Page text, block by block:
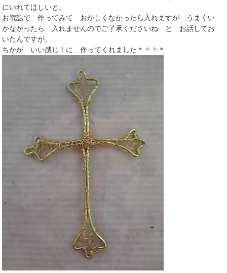
にいれてほしいと。
お電話で 作ってみて おかしくなかったら入れますが うまくい
かなかったら 入れませんのでご了承くださいね と お話してお
いたんですが、
ちかが いい感じ！に 作ってくれました＊＾＾＊